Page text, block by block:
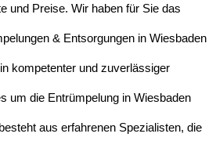
und Preise. Wir haben für Sie das
& Entsorgungen in Wiesbaden
kompetenter und zuverlässiger
um die Entrümpelung in Wiesbaden
aus erfahrenen Spezialisten, die